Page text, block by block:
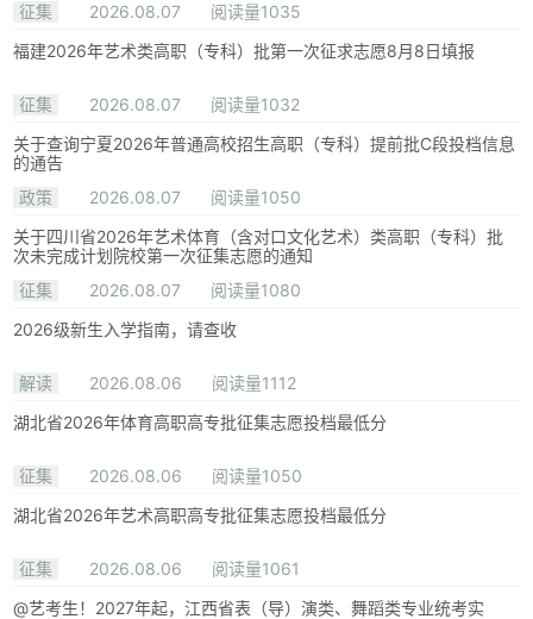
征集 2026.08.07
阅读量1035
福建2026年艺术类高职（专科）批第一次征求志愿8月8日填报
征集 2026.08.07
阅读量1032
关于查询宁夏2026年普通高校招生高职（专科）提前批C段投档信息
的通告
政策
2026.08.07
阅读量1050
关于四川省2026年艺术体育（含对口文化艺术）类高职（专科）批
次未完成计划院校第一次征集志愿的通知
征集
2026.08.07
阅读量1080
2026级新生入学指南，请查收
解读 2026.08.06
阅读量1112
湖北省2026年体育高职高专批征集志愿投档最低分
征集 2026.08.06
阅读量1050
湖北省2026年艺术高职高专批征集志愿投档最低分
征集 2026.08.06
阅读量1061
@艺考生！2027年起，江西省表（导）演类、舞蹈类专业统考实